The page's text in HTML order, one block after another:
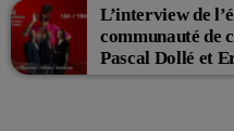
L’interview de
communauté de
Pascal Dollé et
de com